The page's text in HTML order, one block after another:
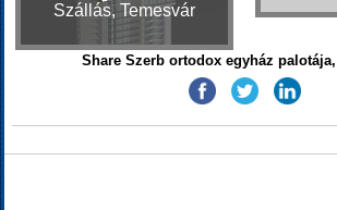
Szállás, Temesvár
Share Szerb ortodox egyház palotája,